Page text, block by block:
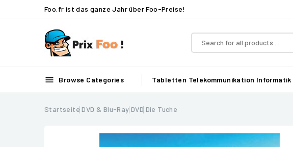
Foo.fr ist das ganze Jahr über Foo-Preise!
 Browse Categories Tabletten Telekommunikation Informatik
Startseite DVD & Blu-Ray DVD Die Tuche